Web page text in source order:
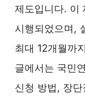
제도입니다. 이
시행되었으며,
최대 12개월까
글에서는 국민
신청 방법, 장